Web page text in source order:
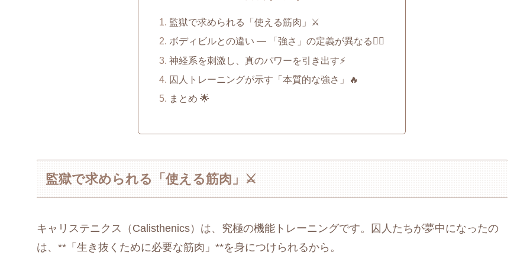
監獄で求められる「使える筋肉」⚔️
ボディビルとの違い ― 「強さ」の定義が異なる🏋️‍♂️
神経系を刺激し、真のパワーを引き出す⚡
囚人トレーニングが示す「本質的な強さ」🔥
まとめ 🌟
監獄で求められる「使える筋肉」⚔️
キャリステニクス（Calisthenics）は、究極の機能トレーニングです。囚人たちが夢中になったの
は、**「生き抜くために必要な筋肉」**を身につけられるから。